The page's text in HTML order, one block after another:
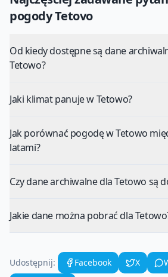
pogodyTetovo
Od kiedy dostępne są dane
Tetowo?
Jaki klimat panuje w Tetowo?
Jak porównać pogodę w Tetowo
latami?
Czy dane archiwalne dla Tetowo są
Jakie dane można pobrać dla
Udostępnij: Facebook X